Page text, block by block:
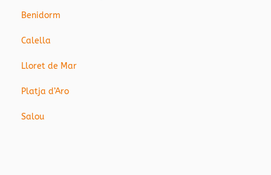
Benidorm
Calella
Lloret de Mar
Platja d’Aro
Salou